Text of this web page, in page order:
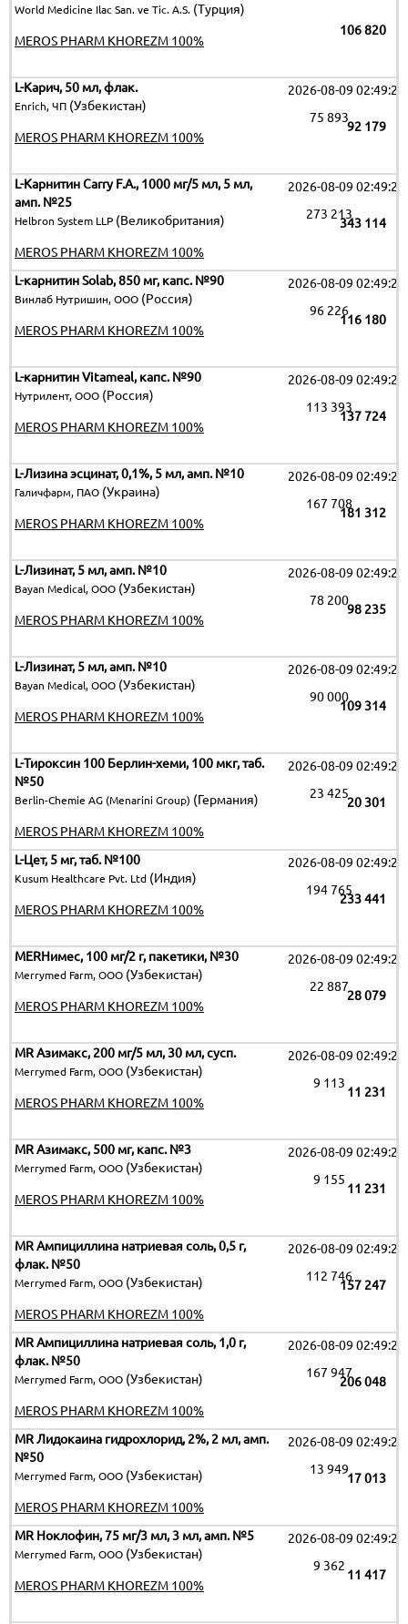
World Medicine Ilac San. ve Tic. A.S. (Турция)
106 820
MEROS PHARM KHOREZM 100%
L-Карич, 50 мл, флак.
Enrich, ЧП (Узбекистан)
2026-08-09 02:49:25
92 179
75 893
MEROS PHARM KHOREZM 100%
L-Карнитин Carry F.A., 1000 мг/5 мл, 5 мл,
амп. №25
Helbron System LLP (Великобритания)
2026-08-09 02:49:25
343 114
273 213
MEROS PHARM KHOREZM 100%
L-карнитин Solab, 850 мг, капс. №90
Винлаб Нутришин, ООО (Россия)
2026-08-09 02:49:25
116 180
96 226
MEROS PHARM KHOREZM 100%
L-карнитин Vitameal, капс. №90
Нутрилент, ООО (Россия)
2026-08-09 02:49:25
137 724
113 393
MEROS PHARM KHOREZM 100%
L-Лизина эсцинат, 0,1%, 5 мл, амп. №10
Галичфарм, ПАО (Украина)
2026-08-09 02:49:25
181 312
167 708
MEROS PHARM KHOREZM 100%
L-Лизинат, 5 мл, амп. №10
Bayan Medical, ООО (Узбекистан)
2026-08-09 02:49:25
98 235
78 200
MEROS PHARM KHOREZM 100%
L-Лизинат, 5 мл, амп. №10
Bayan Medical, ООО (Узбекистан)
2026-08-09 02:49:25
109 314
90 000
MEROS PHARM KHOREZM 100%
L-Тироксин 100 Берлин-хеми, 100 мкг, таб.
№50
Berlin-Chemie AG (Menarini Group) (Германия)
2026-08-09 02:49:25
20 301
23 425
MEROS PHARM KHOREZM 100%
L-Цет, 5 мг, таб. №100
Kusum Healthcare Pvt. Ltd (Индия)
2026-08-09 02:49:25
233 441
194 765
MEROS PHARM KHOREZM 100%
MERНимес, 100 мг/2 г, пакетики, №30
Merrymed Farm, ООО (Узбекистан)
2026-08-09 02:49:25
28 079
22 887
MEROS PHARM KHOREZM 100%
MR Азимакс, 200 мг/5 мл, 30 мл, сусп.
Merrymed Farm, ООО (Узбекистан)
2026-08-09 02:49:25
11 231
9 113
MEROS PHARM KHOREZM 100%
MR Азимакс, 500 мг, капс. №3
Merrymed Farm, ООО (Узбекистан)
2026-08-09 02:49:25
11 231
9 155
MEROS PHARM KHOREZM 100%
MR Ампициллина натриевая соль, 0,5 г,
флак. №50
Merrymed Farm, ООО (Узбекистан)
2026-08-09 02:49:25
157 247
112 746
MEROS PHARM KHOREZM 100%
MR Ампициллина натриевая соль, 1,0 г,
флак. №50
Merrymed Farm, ООО (Узбекистан)
2026-08-09 02:49:25
206 048
167 947
MEROS PHARM KHOREZM 100%
MR Лидокаина гидрохлорид, 2%, 2 мл, амп.
№50
Merrymed Farm, ООО (Узбекистан)
2026-08-09 02:49:25
17 013
13 949
MEROS PHARM KHOREZM 100%
MR Ноклофин, 75 мг/3 мл, 3 мл, амп. №5
Merrymed Farm, ООО (Узбекистан)
2026-08-09 02:49:25
11 417
9 362
MEROS PHARM KHOREZM 100%